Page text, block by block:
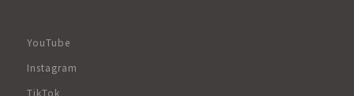
YouTube
Instagram
TikTok